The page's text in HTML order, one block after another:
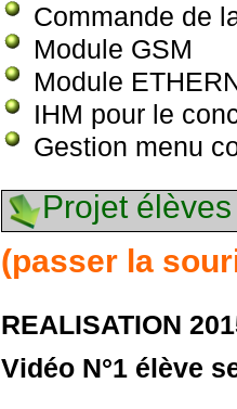
Commande de
Module GSM
Module
IHM pour le
Gestion menu
Projet élèves
(passer la
REALISATION
Vidéo N°1 élève